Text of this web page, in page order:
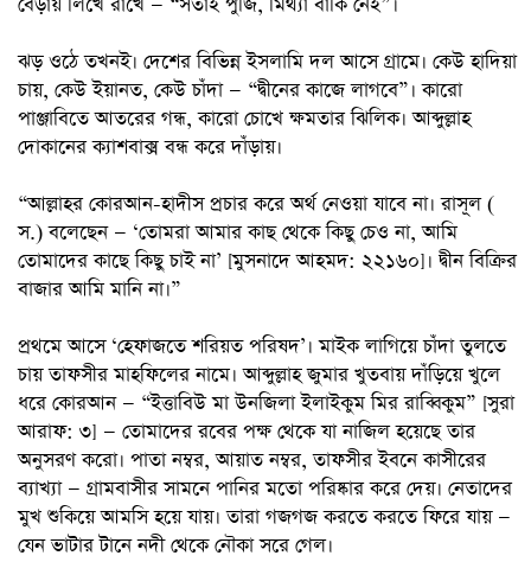
ঝড় ওঠে তখনই। দেশের বিভিন্ন ইসলামি দল আসে গ্রামে। কেউ হাদিয়া
চায়, কেউ ইয়ানত, কেউ চাঁদা — “দ্বীনের কাজে লাগবে”। কারো
পাঞ্জাবিতে আতরের গন্ধ, কারো চোখে ক্ষমতার ঝিলিক। আব্দুল্লাহ
দোকানের ক্যাশবাক্স বন্ধ করে দাঁড়ায়।
“আল্লাহর কোরআন-হাদীস প্রচার করে অর্থ নেওয়া যাবে না। রাসূল (
স.) বলেছেন — ‘তোমরা আমার কাছ থেকে কিছু চেও না, আমি
তোমাদের কাছে কিছু চাই না’ [মুসনাদে আহমদ: ২২১৬০]। দ্বীন বিক্রির
বাজার আমি মানি না।”
প্রথমে আসে ‘হেফাজতে শরিয়ত পরিষদ’। মাইক লাগিয়ে চাঁদা তুলতে
চায় তাফসীর মাহফিলের নামে। আব্দুল্লাহ জুমার খুতবায় দাঁড়িয়ে খুলে
ধরে কোরআন — “ইত্তাবিউ মা উনজিলা ইলাইকুম মির রাব্বিকুম” [সুরা
আরাফ: ৩] — তোমাদের রবের পক্ষ থেকে যা নাজিল হয়েছে তার
অনুসরণ করো। পাতা নম্বর, আয়াত নম্বর, তাফসীর ইবনে কাসীরের
ব্যাখ্যা — গ্রামবাসীর সামনে পানির মতো পরিষ্কার করে দেয়। নেতাদের
মুখ শুকিয়ে আমসি হয়ে যায়। তারা গজগজ করতে করতে ফিরে যায় —
যেন ভাটার টানে নদী থেকে নৌকা সরে গেল।